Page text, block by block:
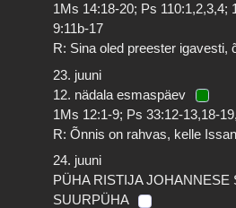
1Ms 14:18-20; Ps 110:1,2,3,4;
9:11b-17
R: Sina oled preester igavesti,
23. juuni
12. nädala esmaspäev
1Ms 12:1-9; Ps 33:12-13,18-
R: Õnnis on rahvas, kelle
24. juuni
PÜHA RISTIJA JOHANNESE
SUURPÜHA